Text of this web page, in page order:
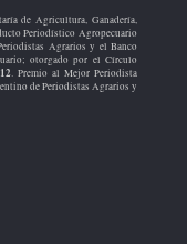
de Agricultura, Ganadería,
Periodístico Agropecuario
Agrarios y el Banco
otorgado por el Círculo
. Premio al Mejor Periodista
de Periodistas Agrarios y